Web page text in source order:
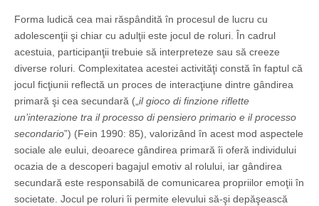
Forma ludică cea mai răspândită în procesul de lucru cu
adolescenţii şi chiar cu adulţii este jocul de roluri. În cadrul
acestuia, participanţii trebuie să interpreteze sau să creeze
diverse roluri. Complexitatea acestei activităţi constă în faptul că
jocul ficţiunii reflectă un proces de interacţiune dintre gândirea
primară şi cea secundară („il gioco di finzione riflette
un’interazione tra il processo di pensiero primario e il processo
secondario”) (Fein 1990: 85), valorizând în acest mod aspectele
sociale ale eului, deoarece gândirea primară îi oferă individului
ocazia de a descoperi bagajul emotiv al rolului, iar gândirea
secundară este responsabilă de comunicarea propriilor emoţii în
societate. Jocul pe roluri îi permite elevului să-şi depăşească